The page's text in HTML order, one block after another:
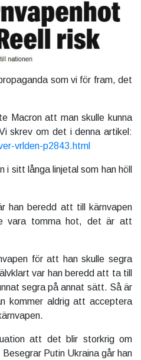
som vi för fram, det
Macron att man skulle kunna
skrev om det i denna artikel:
vrlden-p2843.html
i sitt långa linjetal som han höll
han beredd att till kärnvapen
vara tomma hot, det är att
för att han skulle segra
var han beredd att ta till
segra på annat sätt. Så är
kommer aldrig att acceptera
att det blir storkrig om
Putin Ukraina går han